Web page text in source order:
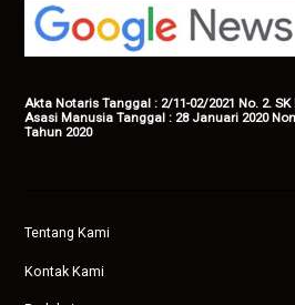
Akta Notaris Tanggal : 2/11-02/2021 No. 2.
Asasi Manusia Tanggal : 28 Januari 2020
Tahun 2020
Tentang Kami
Kontak Kami